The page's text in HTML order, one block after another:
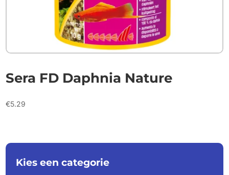
Sera FD Daphnia Nature
€5.29
Kies een categorie